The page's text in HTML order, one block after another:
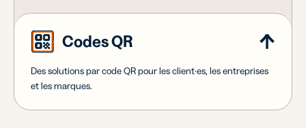
Codes QR
Des solutions par code QR pour les client·es, les entreprises
et les marques.